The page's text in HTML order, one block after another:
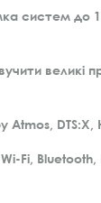
систем до
великі
Atmos, DTS:X,
Wi-Fi, Bluetooth,